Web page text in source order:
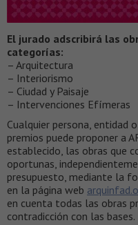
El jurado adscribirá las
categorías:
– Arquitectura
– Interiorismo
– Ciudad y Paisaje
– Intervenciones Efímeras
Cualquier persona, entidad
premios puede proponer a
establecido, las obras que
oportunas,
presupuesto, mediante la
en la página web
en cuenta todas las obras
contradicción con las bases.